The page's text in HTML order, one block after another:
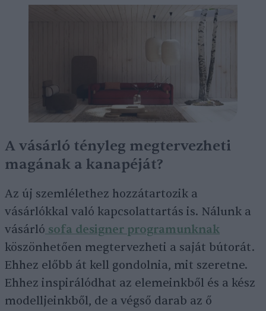
A vásárló tényleg megtervezheti
magának a kanapéját?
Az új szemlélethez hozzátartozik a
vásárlókkal való kapcsolattartás is. Nálunk a
vásárló sofa designer programunknak
köszönhetően megtervezheti a saját bútorát.
Ehhez előbb át kell gondolnia, mit szeretne.
Ehhez inspirálódhat az elemeinkből és a kész
modelljeinkből, de a végső darab az ő